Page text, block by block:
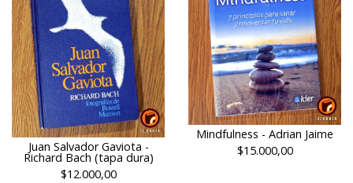
Juan Salvador Gaviota -
Richard Bach (tapa dura)
$12.000,00
Mindfulness - Adrian Jaime
$15.000,00